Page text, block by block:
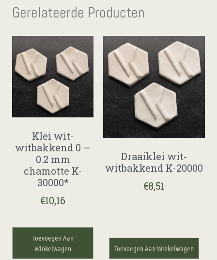
Gerelateerde Producten
Klei wit-
witbakkend 0 –
0.2 mm
chamotte K-
30000*
€10,16
Toevoegen Aan
Winkelwagen
Draaiklei wit-
witbakkend K-20000
€8,51
Toevoegen Aan Winkelwagen